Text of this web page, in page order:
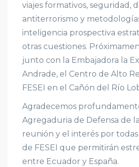
viajes formativos, seguridad,
antiterrorismo y
inteligencia prospectiva
otras cuestiones.
junto con la Embajadora la
Andrade, el Centro de Alto
FESEI en el Cañón del Río
Agradecemos
Agregaduria de Defensa de
reunión y el interés por todas
de FESEI que permitirán
entre Ecuador y España.